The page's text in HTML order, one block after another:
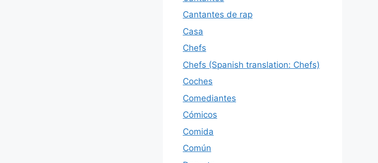
Cantantes de rap
Casa
Chefs
Chefs (Spanish translation: Chefs)
Coches
Comediantes
Cómicos
Comida
Común